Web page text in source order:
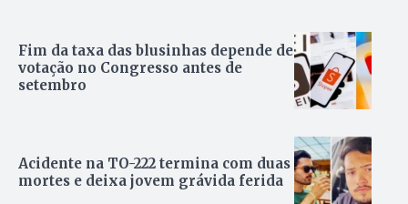
Fim da taxa das blusinhas depende de
votação no Congresso antes de
setembro
Acidente na TO-222 termina com duas
mortes e deixa jovem grávida ferida